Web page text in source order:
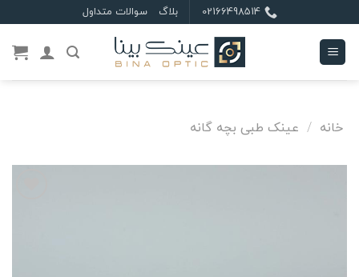
to
content
02166498514 بلاگ سوالات متداول
خانه / عینک طبی بچه گانه